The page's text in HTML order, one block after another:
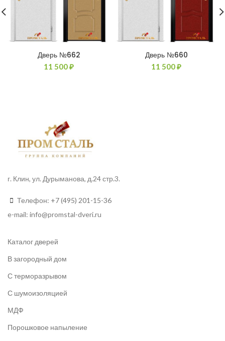
Дверь №662
11 500₽
Дверь №660
11 500₽
г. Клин, ул. Дурыманова, д.24 стр.3.
Телефон: +7 (495) 201-15-36
e-mail: info@promstal-dveri.ru
Каталог дверей
В загородный дом
С терморазрывом
С шумоизоляцией
МДФ
Порошковое напыление